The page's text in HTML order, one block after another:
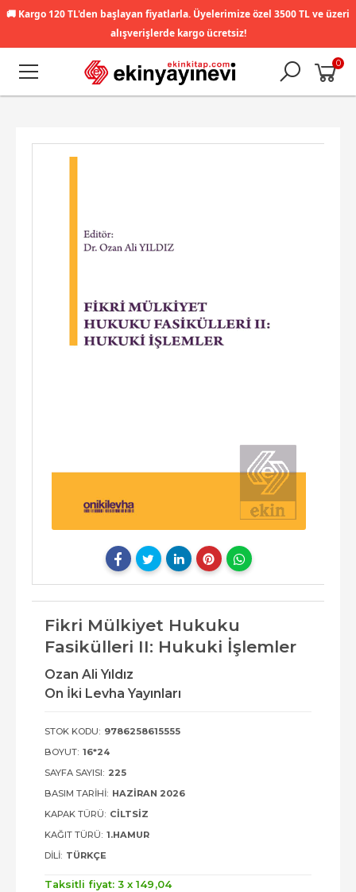
🚚 Kargo 120 TL'den başlayan fiyatlarla. Üyelerimize özel 3500 TL ve üzeri
alışverişlerde kargo ücretsiz!
0
Fikri Mülkiyet Hukuku
Fasikülleri II: Hukuki İşlemler
Ozan Ali Yıldız
On İki Levha Yayınları
STOK KODU: 9786258615555
BOYUT: 16*24
SAYFA SAYISI: 225
BASIM TARIHI: HAZIRAN 2026
KAPAK TÜRÜ: CILTSIZ
KAĞIT TÜRÜ: 1.HAMUR
DILI: TÜRKÇE
Taksitli fiyat: 3 x 149 ,04